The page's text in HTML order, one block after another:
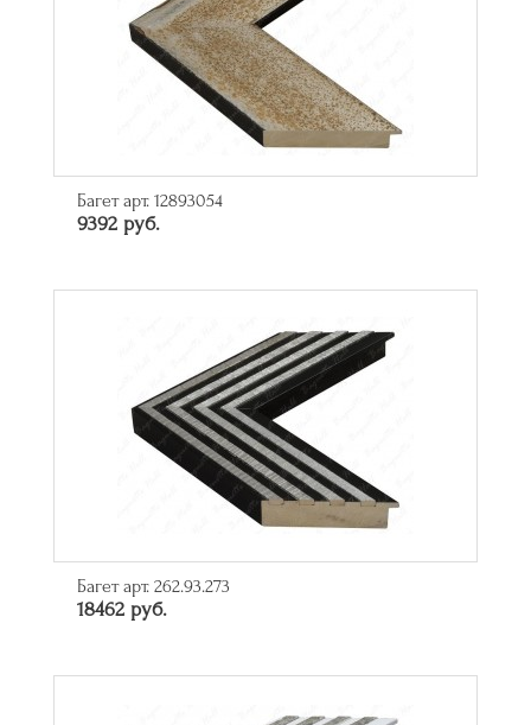
Багет арт. 12893054
9392 руб.
Багет арт. 262.93.273
18462 руб.